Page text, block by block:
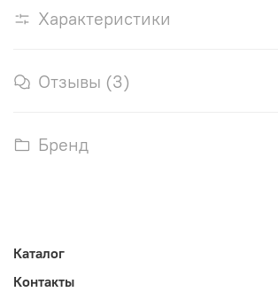
Характеристики
Отзывы (3)
Бренд
Каталог
Контакты